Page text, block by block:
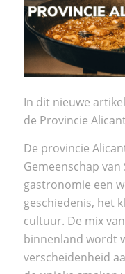
In dit nieuwe
de Provincie
De provincie
Gemeenschap van
gastronomie een
geschiedenis, het
cultuur. De mix
binnenland wordt
verscheidenheid